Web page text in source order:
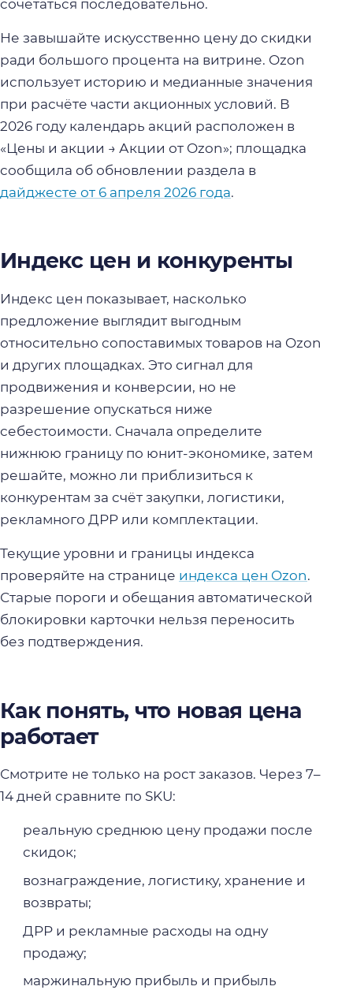
сочетаться последовательно.
Не завышайте искусственно цену до скидки
ради большого процента на витрине. Ozon
использует историю и медианные значения
при расчёте части акционных условий. В
2026 году календарь акций расположен в
«Цены и акции → Акции от Ozon»; площадка
сообщила об обновлении раздела в
дайджесте от 6 апреля 2026 года.
Индекс цен и конкуренты
Индекс цен показывает, насколько
предложение выглядит выгодным
относительно сопоставимых товаров на Ozon
и других площадках. Это сигнал для
продвижения и конверсии, но не
разрешение опускаться ниже
себестоимости. Сначала определите
нижнюю границу по юнит-экономике, затем
решайте, можно ли приблизиться к
конкурентам за счёт закупки, логистики,
рекламного ДРР или комплектации.
Текущие уровни и границы индекса
проверяйте на странице индекса цен Ozon.
Старые пороги и обещания автоматической
блокировки карточки нельзя переносить
без подтверждения.
Как понять, что новая цена
работает
Смотрите не только на рост заказов. Через 7–
14 дней сравните по SKU:
реальную среднюю цену продажи после
скидок;
вознаграждение, логистику, хранение и
возвраты;
ДРР и рекламные расходы на одну
продажу;
маржинальную прибыль и прибыль